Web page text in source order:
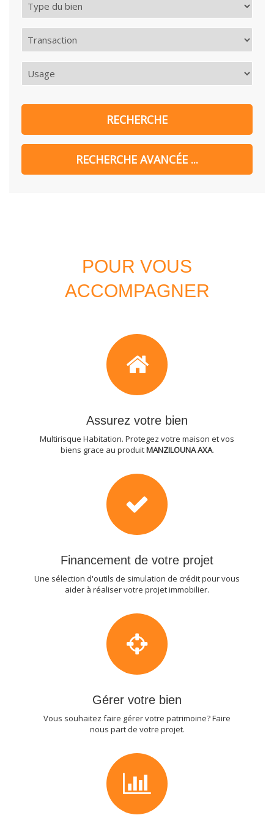
POUR VOUS
ACCOMPAGNER
Assurez votre bien
Multirisque Habitation. Protegez votre maison et vos
biens grace au produitMANZILOUNA AXA.
Financement de votre projet
Une sélection d'outils de simulation de crédit pour vous
aider à réaliser votre projet immobilier.
Gérer votre bien
Vous souhaitez faire gérer votre patrimoine? Faire
nous part de votre projet.